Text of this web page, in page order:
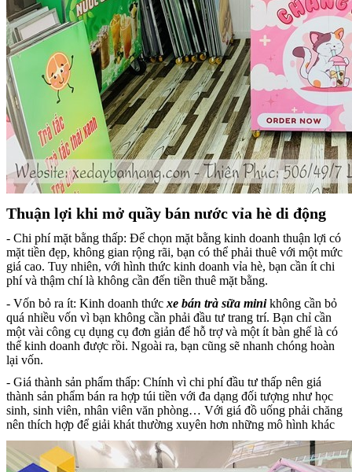
Thuận lợi khi mở quầy bán nước vỉa hè di động
- Chi phí mặt bằng thấp: Để chọn mặt bằng kinh doanh thuận lợi có
mặt tiền đẹp, không gian rộng rãi, bạn có thể phải thuê với một mức
giá cao. Tuy nhiên, với hình thức kinh doanh vỉa hè, bạn cần ít chi
phí và thậm chí là không cần đến tiền thuê mặt bằng.
- Vốn bỏ ra ít: Kinh doanh thức xe bán trà sữa minikhông cần bỏ
quá nhiều vốn vì bạn không cần phải đầu tư trang trí. Bạn chỉ cần
một vài công cụ dụng cụ đơn giản để hỗ trợ và một ít bàn ghế là có
thể kinh doanh được rồi. Ngoài ra, bạn cũng sẽ nhanh chóng hoàn
lại vốn.
- Giá thành sản phẩm thấp: Chính vì chi phí đầu tư thấp nên giá
thành sản phẩm bán ra hợp túi tiền với đa dạng đối tượng như học
sinh, sinh viên, nhân viên văn phòng… Với giá đồ uống phải chăng
nên thích hợp để giải khát thường xuyên hơn những mô hình khác